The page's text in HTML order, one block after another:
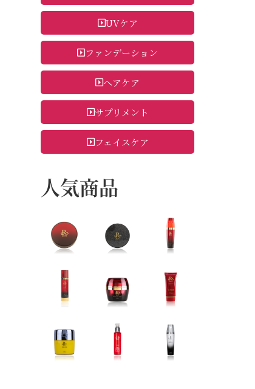
UVケア
ファンデーション
ヘアケア
サプリメント
フェイスケア
人気商品